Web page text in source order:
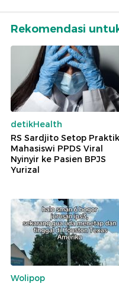
Rekomendasi
detikHealth
RS Sardjito Setop Praktik
Mahasiswi PPDS Viral
Nyinyir ke Pasien BPJS
Yurizal
Wolipop